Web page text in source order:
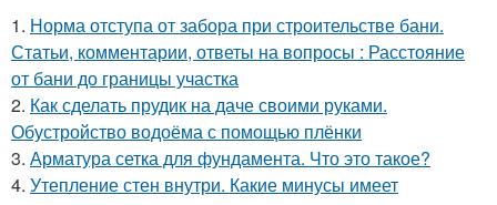
1. Норма отступа от забора при строительстве бани.
Статьи, комментарии, ответы на вопросы : Расстояние
от бани до границы участка
2. Как сделать прудик на даче своими руками.
Обустройство водоёма с помощью плёнки
3. Арматура сетка для фундамента. Что это такое?
4. Утепление стен внутри. Какие минусы имеет